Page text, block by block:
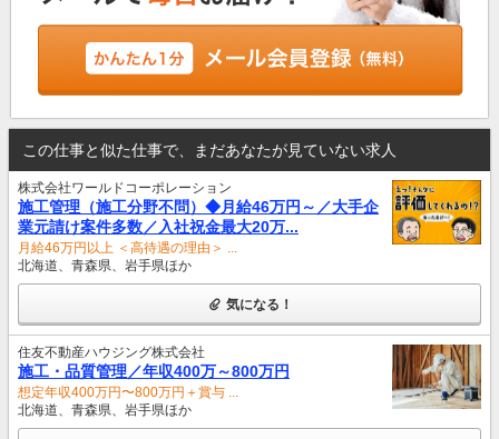
この仕事と似た仕事で、まだあなたが見ていない求人
株式会社ワールドコーポレーション
施工管理（施工分野不問）◆月給46万円～／大手企
業元請け案件多数／入社祝金最大20万...
月給46万円以上 ＜高待遇の理由＞ ...
北海道、青森県、岩手県ほか
気になる！
住友不動産ハウジング株式会社
施⼯・品質管理／年収400万～800万円
想定年収400万円〜800万円＋賞与 ...
北海道、青森県、岩手県ほか